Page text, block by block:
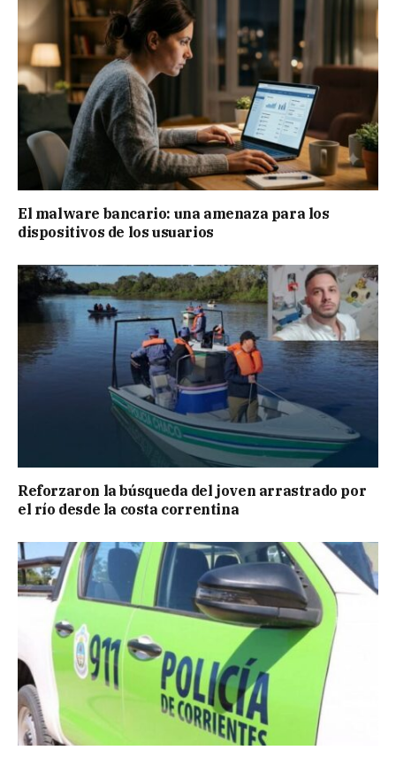
El malware bancario: una amenaza para los
dispositivos de los usuarios
Reforzaron la búsqueda del joven arrastrado por
el río desde la costa correntina